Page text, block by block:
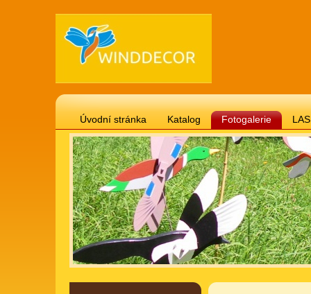
Úvodní stránka Katalog Fotogalerie
Gravírované cedulky 20 x 12 cm téma psi, kočky
Gravírované cedulky 20 x 12 cm motivační, životní
Gravírované cedulky "svitek" 24 x 18 cm
Gravírované cedulky 20 x 12 cm vtipné
Hodiny
Gravírované cedulky 20 x 12 cm domov, láska, děti